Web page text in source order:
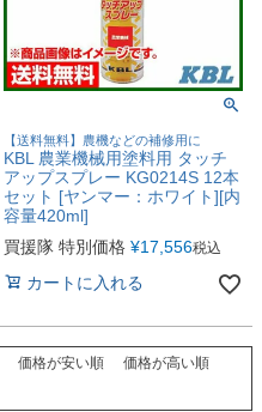
【送料無料】農機などの補修用に
KBL 農業機械用塗料用 タッチ
アップスプレー KG0214S 12本
セット [ヤンマー：ホワイト][内
容量420ml]
買援隊 特別価格 ¥17,556税込
カートに入れる
価格が安い順
価格が高い順